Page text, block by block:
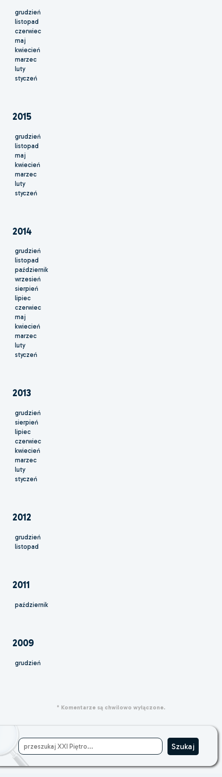
grudzień
listopad
czerwiec
maj
kwiecień
marzec
luty
styczeń
2015
grudzień
listopad
maj
kwiecień
marzec
luty
styczeń
2014
grudzień
listopad
październik
wrzesień
sierpień
lipiec
czerwiec
maj
kwiecień
marzec
luty
styczeń
2013
grudzień
sierpień
lipiec
czerwiec
kwiecień
marzec
luty
styczeń
2012
grudzień
listopad
2011
październik
2009
grudzień
* Komentarze są chwilowo wyłączone.